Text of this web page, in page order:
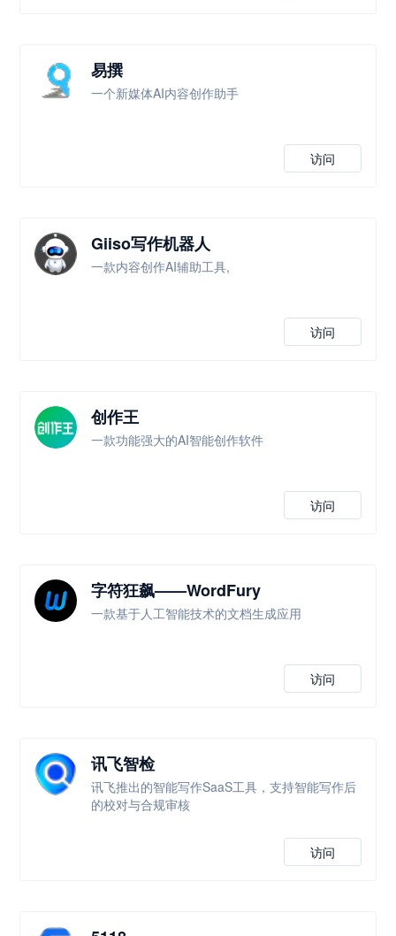
易撰
一个新媒体AI内容创作助手
访问
Giiso写作机器人
一款内容创作AI辅助工具,
访问
创作王
一款功能强大的AI智能创作软件
访问
字符狂飙——WordFury
一款基于人工智能技术的文档生成应用
访问
讯飞智检
讯飞推出的智能写作SaaS工具，支持智能写作后
的校对与合规审核
访问